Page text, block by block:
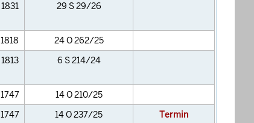
1831 29 S 29/26
1818
24 O 262/25
1813 6 S 214/24
1747
14 O 210/25
1747 14 O 237/25
Termin